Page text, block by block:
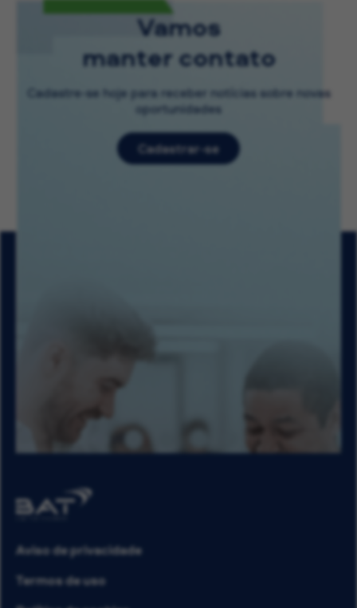
Vamos
manter contato
Cadastre-se hoje para receber notícias sobre novas
oportunidades
Cadastrar-se
Aviso de privacidade
Termos de uso